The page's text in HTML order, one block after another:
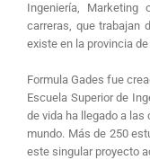
Ingeniería, Marketing
carreras, que trabajan
existe en la provincia de
Formula Gades fue
Escuela Superior de
de vida ha llegado a
mundo. Más de 250
este singular proyecto